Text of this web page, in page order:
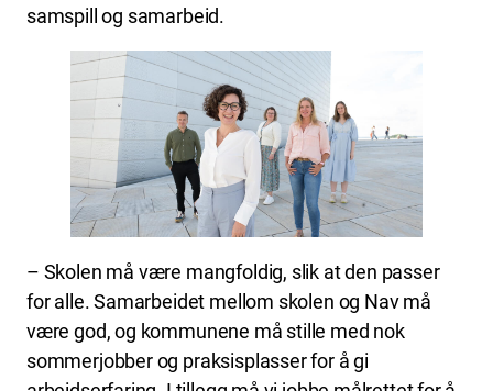
samspill og samarbeid.
– Skolen må være mangfoldig, slik at den passer
for alle. Samarbeidet mellom skolen og Nav må
være god, og kommunene må stille med nok
sommerjobber og praksisplasser for å gi